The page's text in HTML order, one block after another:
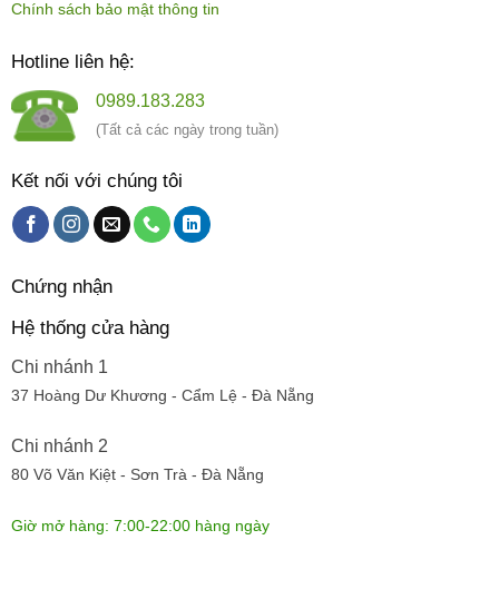
Chính sách bảo mật thông tin
Hotline liên hệ:
0989.183.283
(Tất cả các ngày trong tuần)
Kết nối với chúng tôi
Chứng nhận
Hệ thống cửa hàng
Chi nhánh 1
37 Hoàng Dư Khương - Cẩm Lệ - Đà Nẵng
Chi nhánh 2
80 Võ Văn Kiệt - Sơn Trà - Đà Nẵng
Giờ mở hàng: 7:00-22:00 hàng ngày